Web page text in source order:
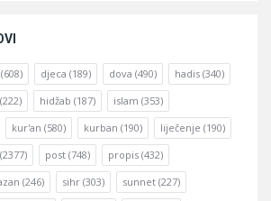
(608) djeca (189) dova (490) hadis (340)
(222) hidžab (187) islam (353)
kur'an (580) kurban (190) liječenje (190)
(2377) post (748) propis (432)
(246) sihr (303) sunnet (227)